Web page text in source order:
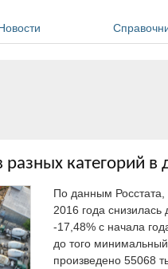
категорий в
По данным
2016 года
-17,48% с начала
до того
произведено 55068